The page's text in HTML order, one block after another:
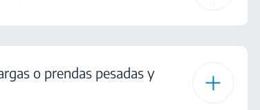
o prendas pesadas y